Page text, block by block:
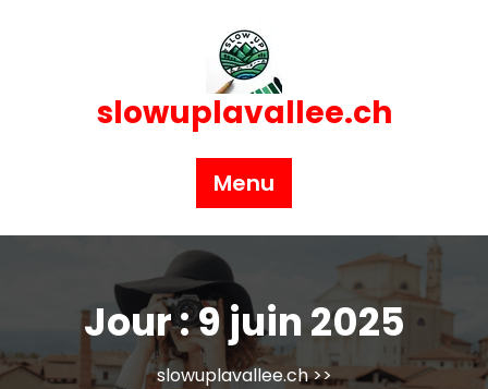
slowuplavallee.ch
Menu
Jour :9 juin 2025
slowuplavallee.ch>>